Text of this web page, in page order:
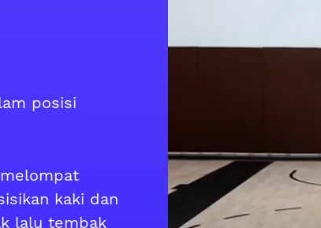
posisi
kaki dan
lalu tembak